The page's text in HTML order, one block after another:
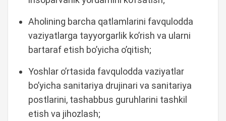
Aholining barcha qatlamlarini favqulodda
vaziyatlarga tayyorgarlik ko’rish va ularni
bartaraf etish bo’yicha o’qitish;
Yoshlar o’rtasida favqulodda vaziyatlar
bo’yicha sanitariya drujinari va sanitariya
postlarini, tashabbus guruhlarini tashkil
etish va jihozlash;